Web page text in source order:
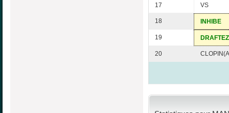
17 VS
18 INHIBE
19 DRAFTEZ
20